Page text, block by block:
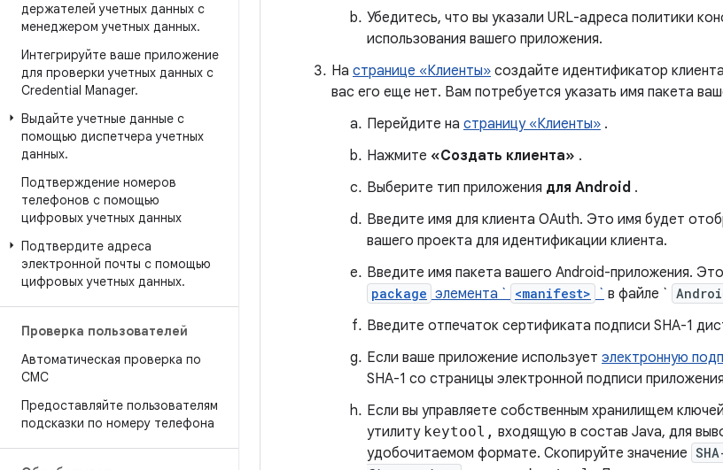
держателей учетных данных с
менеджером учетных данных.
Интегрируйте ваше приложение
для проверки учетных данных с
Credential Manager.
Выдайте учетные данные с
помощью диспетчера учетных
данных.
Подтверждение номеров
телефонов с помощью
цифровых учетных данных
Подтвердите адреса
электронной почты с помощью
цифровых учетных данных.
Проверка пользователей
Автоматическая проверка по
СМС
Предоставляйте пользователям
подсказки по номеру телефона
Убедитесь, что вы указали URL-адреса политики
использования вашего приложения.
На странице «Клиенты» создайте идентификатор
вас его еще нет. Вам потребуется указать имя пакета
Перейдите на страницу «Клиенты» .
Нажмите «Создать клиента» .
Выберите тип приложения для Android .
Введите имя для клиента OAuth. Это имя будет
вашего проекта для идентификации клиента.
Введите имя пакета вашего Android-приложения.
package элемента ` <manifest> ` в файле `
Введите отпечаток сертификата подписи SHA-1
Если ваше приложение использует электронную
SHA-1 со страницы электронной подписи
Если вы управляете собственным хранилищем
утилиту keytool, входящую в состав Java, для
удобочитаемом формате. Скопируйте значение